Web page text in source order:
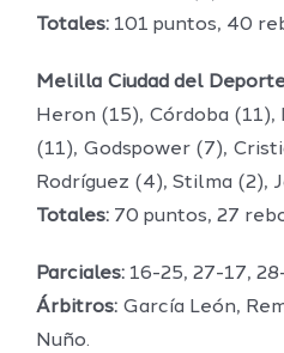
Totales: 101 puntos, 40
Melilla Ciudad del
Heron (15), Córdoba (11),
(11), Godspower (7),
Rodríguez (4), Stilma (2),
Totales: 70 puntos, 27
Parciales: 16-25, 27-17,
Árbitros: García León,
Nuño.